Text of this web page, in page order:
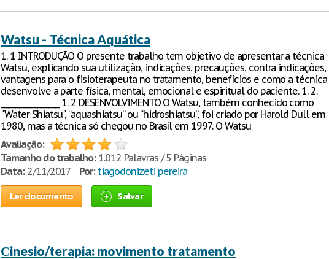
Watsu - Técnica Aquática
1. 1 INTRODUÇÃO O presente trabalho tem objetivo de apresentar a técnica
Watsu, explicando sua utilização, indicações, precauções, contra indicações,
vantagens para o fisioterapeuta no tratamento, benefícios e como a técnica
desenvolve a parte física, mental, emocional e espiritual do paciente. 1. 2.
________________ 1. 2 DESENVOLVIMENTO O Watsu, também conhecido como
"Water Shiatsu", “aquashiatsu” ou “hidroshiatsu”, foi criado por Harold Dull em
1980, mas a técnica só chegou no Brasil em 1997. O Watsu
Avaliação:
Tamanho do trabalho:1.012 Palavras / 5 Páginas
Data:2/11/2017 Por: tiagodonizeti pereira
Ler documento Salvar
Сinesio/terapia: movimento tratamento